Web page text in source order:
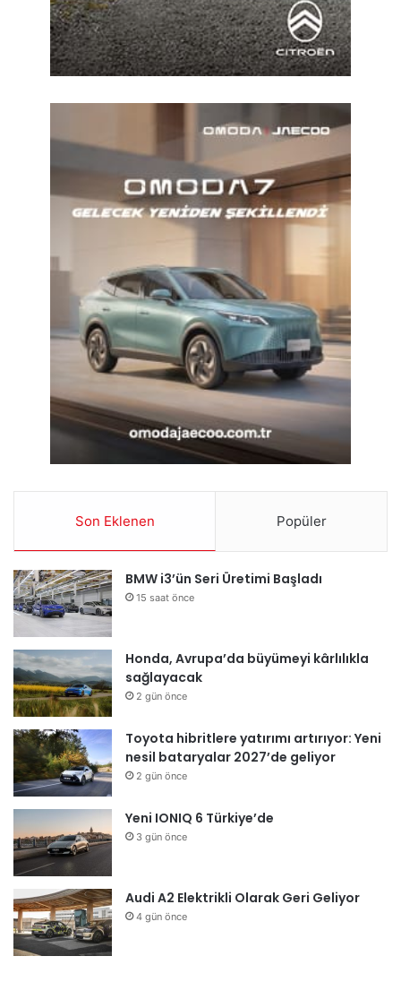
Son Eklenen Popüler
BMW i3’ün Seri Üretimi Başladı
15 saat önce
Honda, Avrupa’da büyümeyi kârlılıkla
sağlayacak
2 gün önce
Toyota hibritlere yatırımı artırıyor: Yeni
nesil bataryalar 2027’de geliyor
2 gün önce
Yeni IONIQ 6 Türkiye’de
3 gün önce
Audi A2 Elektrikli Olarak Geri Geliyor
4 gün önce